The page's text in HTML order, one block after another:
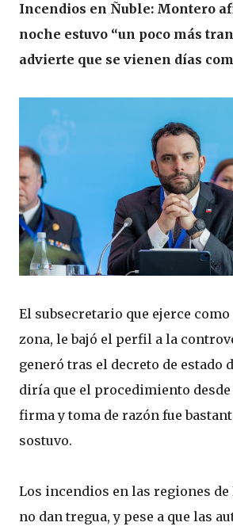
Incendios en Ñuble: Montero
noche estuvo “un poco más
advierte que se vienen días
El subsecretario que ejerce
zona, le bajó el perfil a la
generó tras el decreto de estado
diría que el procedimiento
firma y toma de razón fue
sostuvo.
Los incendios en las regiones de
no dan tregua, y pese a que las